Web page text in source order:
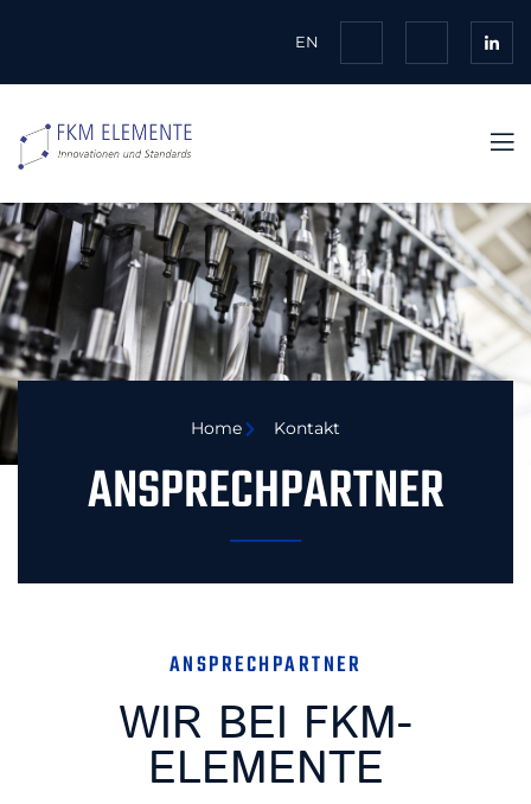
EN
Home Kontakt
ANSPRECHPARTNER
ANSPRECHPARTNER
WIR BEI FKM-
ELEMENTE